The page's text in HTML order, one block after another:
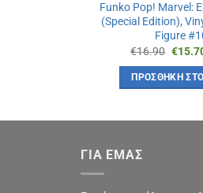
Funko Pop! Marvel:
(Special Edition),
Figure
€16.90
was:
€
ΠΡΟΣΘΉΚΗ
ΓΙΑ ΕΜΑΣ